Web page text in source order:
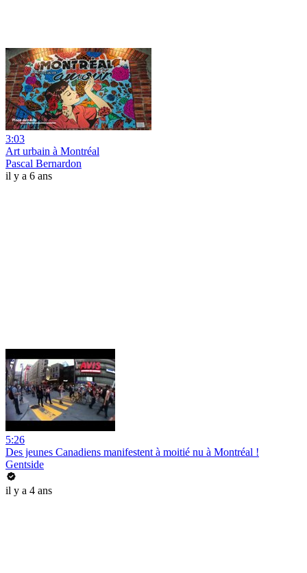
3:03
Art urbain à Montréal
Pascal Bernardon
il y a 6 ans
5:26
Des jeunes Canadiens manifestent à moitié nu à Montréal !
Gentside
il y a 4 ans